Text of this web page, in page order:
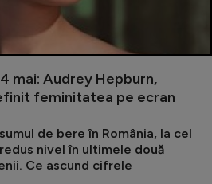
mai: Audrey Hepburn,
feminitatea pe ecran
de bere în România, la cel
nivel în ultimele două
Ce ascund cifrele